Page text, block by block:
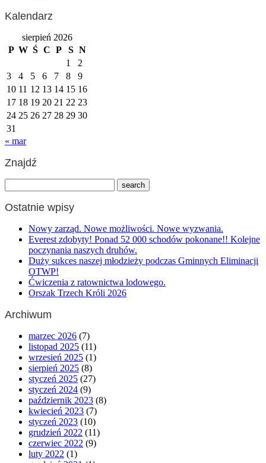
Kalendarz
sierpień 2026
P W Ś C P S N
1
2
3
4 5 6 7 8
9
10 11 12 13 14 15 16
17 18 19 20 21 22 23
24 25 26 27 28 29 30
31
« mar
Znajdź
Ostatnie wpisy
Nowy zarząd. Nowe możliwości. Nowe wyzwania.
Everest zdobyty! Ponad 52 000 schodów pokonane!! Kolejne
poczynania naszych druhów.
Duży sukces naszej młodzieży podczas Gminnych Eliminacji
OTWP!
Ćwiczenia z ratownictwa lodowego.
Orszak Trzech Króli 2026
Archiwum
marzec 2026 (7)
listopad 2025 (11)
wrzesień 2025 (1)
sierpień 2025 (8)
styczeń 2025 (27)
styczeń 2024 (9)
październik 2023 (8)
kwiecień 2023 (7)
styczeń 2023 (10)
grudzień 2022 (11)
czerwiec 2022 (9)
luty 2022 (1)